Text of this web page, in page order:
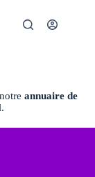
annuaire de